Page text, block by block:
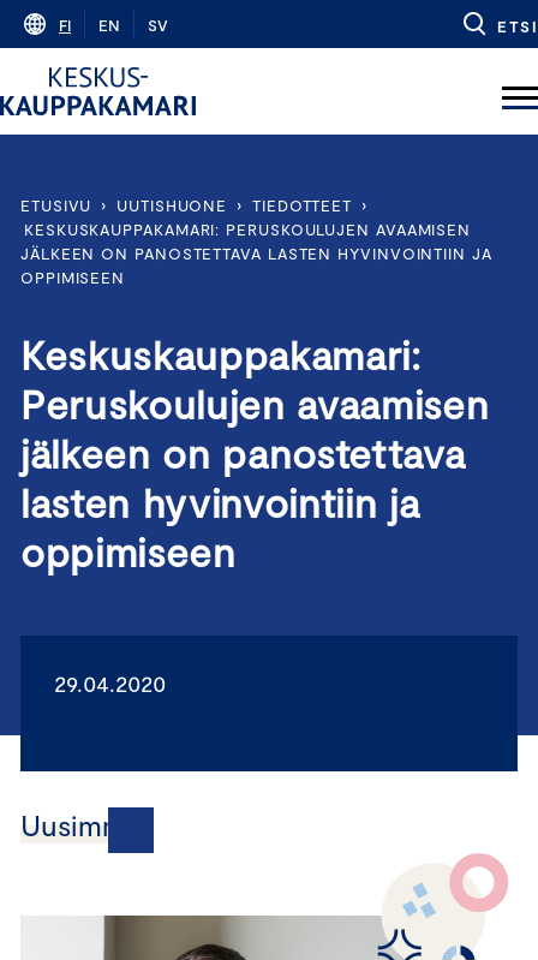
Skip
content
FI EN SV ETSI
ETUSIVU › UUTISHUONE › TIEDOTTEET
›
KESKUSKAUPPAKAMARI: PERUSKOULUJEN AVAAMISEN
JÄLKEEN ON PANOSTETTAVA LASTEN HYVINVOINTIIN JA
OPPIMISEEN
Keskuskauppakamari:
Peruskoulujen avaamisen
jälkeen on panostettava
lasten hyvinvointiin ja
oppimiseen
29.04.2020
Uusimmat